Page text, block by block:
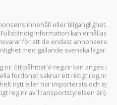
innehåll eller tillgänglighet.
information kan erhållas
för att de endast annonsera
med gällande svenska lagar.
Ett påhittat V-reg.nr kan anges i
fordonet saknar ett riktigt reg.nr
nytt eller har importerats och ej
reg.nr av Transportstyrelsen än).